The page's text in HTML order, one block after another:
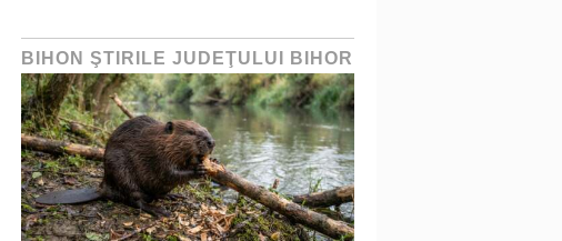
BIHON ŞTIRILE JUDEŢULUI BIHOR